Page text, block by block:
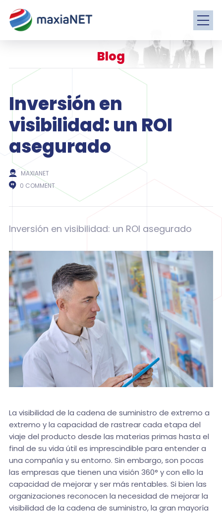
Blog
Inversión en
visibilidad: un ROI
asegurado
MAXIANET
0 COMMENT
Inversión en visibilidad: un ROI asegurado
La visibilidad de la cadena de suministro de extremo a
extremo y la capacidad de rastrear cada etapa del
viaje del producto desde las materias primas hasta el
final de su vida útil es imprescindible para entender a
una compañía y su entorno. Sin embargo, son pocas
las empresas que tienen una visión 360° y con ello la
capacidad de mejorar y ser más rentables. Si bien las
organizaciones reconocen la necesidad de mejorar la
visibilidad de la cadena de suministro, la gran mayoría